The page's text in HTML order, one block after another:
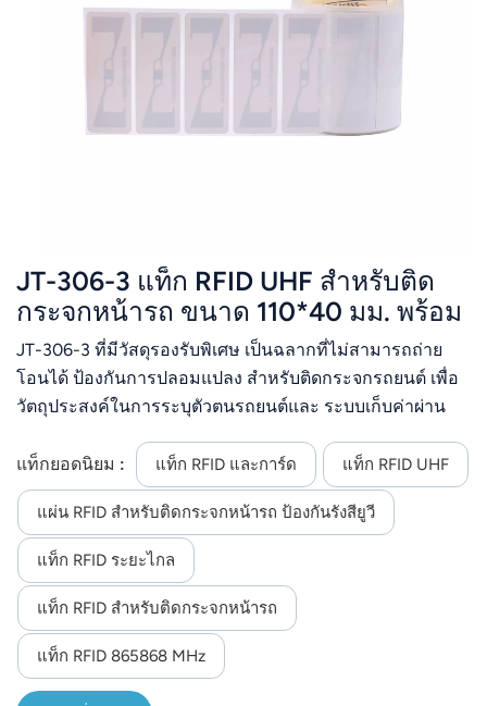
JT-306-3 แท็ก RFID UHF สำหรับติด
กระจกหน้ารถ ขนาด 110*40 มม. พร้อม
การป้องกันรังสียูวี
JT-306-3 ที่มีวัสดุรองรับพิเศษ เป็นฉลากที่ไม่สามารถถ่าย
โอนได้ ป้องกันการปลอมแปลง สำหรับติดกระจกรถยนต์ เพื่อ
วัตถุประสงค์ในการระบุตัวตนรถยนต์และ ระบบเก็บค่าผ่าน
การเข้ารหัสที่กำหนดไว้ล่วงหน้า แท็กนี้อนุญาตให้เข้ารหัส
ข้อมูลเพิ่มเติมได้ตามข้อกำหนดที่ระบุไว้
แท็กยอดนิยม : แท็ก RFID และการ์ด แท็ก RFID UHF
แผ่น RFID สำหรับติดกระจกหน้ารถ ป้องกันรังสียูวี
แท็ก RFID ระยะไกล
แท็ก RFID สำหรับติดกระจกหน้ารถ
แท็ก RFID 865868 MHz